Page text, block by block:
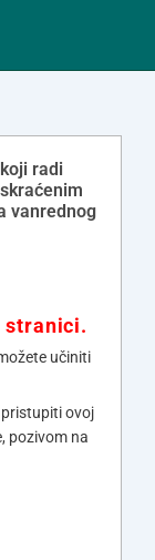
radi
vanrednog
stranici.
učiniti
pristupiti ovoj
pozivom na